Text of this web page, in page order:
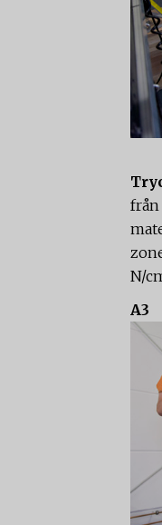
från
N/
A3